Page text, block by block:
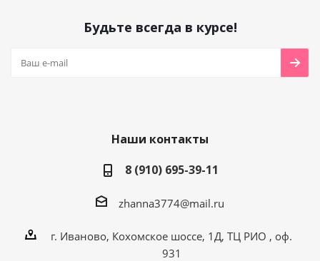
Будьте всегда в курсе!
Наши контакты
8 (910) 695-39-11
zhanna3774@mail.ru
г. Иваново, Кохомское шоссе, 1Д, ТЦ РИО , оф.
931